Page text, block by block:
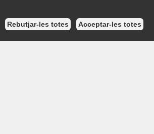
Rebutjar-les totes Acceptar-les totes